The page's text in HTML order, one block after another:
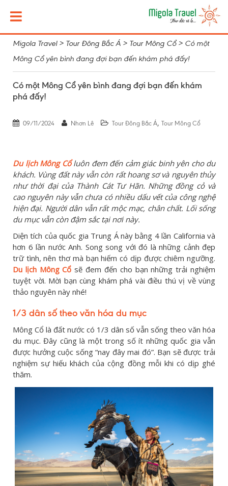
Migola Travel> Tour Đông Bắc Á > Tour Mông Cổ> Có một
Mông Cổ yên bình đang đợi bạn đến khám phá đấy!
Có một Mông Cổ yên bình đang đợi bạn đến khám
phá đấy!
09/11/2024 Nhơn Lê Tour Đông Bắc Á, Tour Mông Cổ
Du lịch Mông Cổluôn đem đến cảm giác binh yên cho du
khách. Vùng đất này vẫn còn rất hoang sơ và nguyên thủy
như thời đại của Thành Cát Tư Hãn. Những đồng cỏ và
cao nguyên này vẫn chưa có nhiều dấu vết của công nghệ
hiện đại. Người dân vẫn rất mộc mạc, chân chất. Lối sống
du mục vẫn còn đậm sắc tại nơi này.
Diện tích của quốc gia Trung Á này bằng 4 lần California và
hơn 6 lần nước Anh. Song song với đó là những cảnh đẹp
trữ tình, nên thơ mà bạn hiếm có dịp được chiêm ngưỡng.
Du lịch Mông Cổ sẽ đem đến cho bạn những trải nghiệm
tuyệt vời. Mời bạn cùng khám phá vài điều thú vị về vùng
thảo nguyên này nhé!
1/3 dân số theo văn hóa du mục
Mông Cổ là đất nước có 1/3 dân số vẫn sống theo văn hóa
du mục. Đây cũng là một trong số ít những quốc gia vẫn
được hưởng cuộc sống “nay đây mai đó”. Bạn sẽ được trải
nghiệm sự hiếu khách của cộng đồng mỗi khi có dịp ghé
thăm.